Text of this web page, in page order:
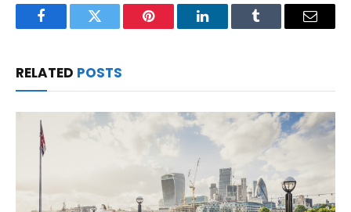
FacebookTwitter Pinterest LinkedInTumblr Email
RELATED POSTS